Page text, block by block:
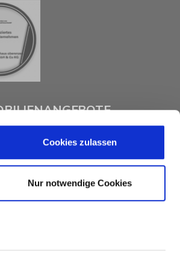
Cookies zulassen
Nur notwendige Cookies
zum Kauf